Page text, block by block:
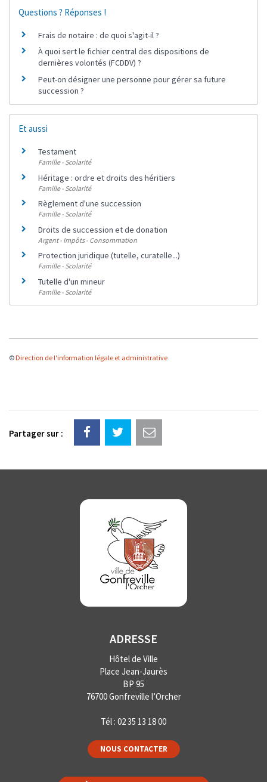
Questions ? Réponses !
Frais de notaire : de quoi s'agit-il ?
À quoi sert le fichier central des dispositions de
dernières volontés (FCDDV) ?
Peut-on désigner une personne pour gérer sa future
succession ?
Et aussi
Testament
Famille - Scolarité
Héritage : ordre et droits des héritiers
Famille - Scolarité
Règlement d'une succession
Famille - Scolarité
Droits de succession et de donation
Argent - Impôts - Consommation
Protection juridique (tutelle, curatelle...)
Famille - Scolarité
Tutelle d'un mineur
Famille - Scolarité
© Direction de l'information légale et administrative
Partager sur :
ADRESSE
Hôtel de Ville
Place Jean-Jaurès
BP 95
76700 Gonfreville l’Orcher
Tél : 02 35 13 18 00
NOUS CONTACTER